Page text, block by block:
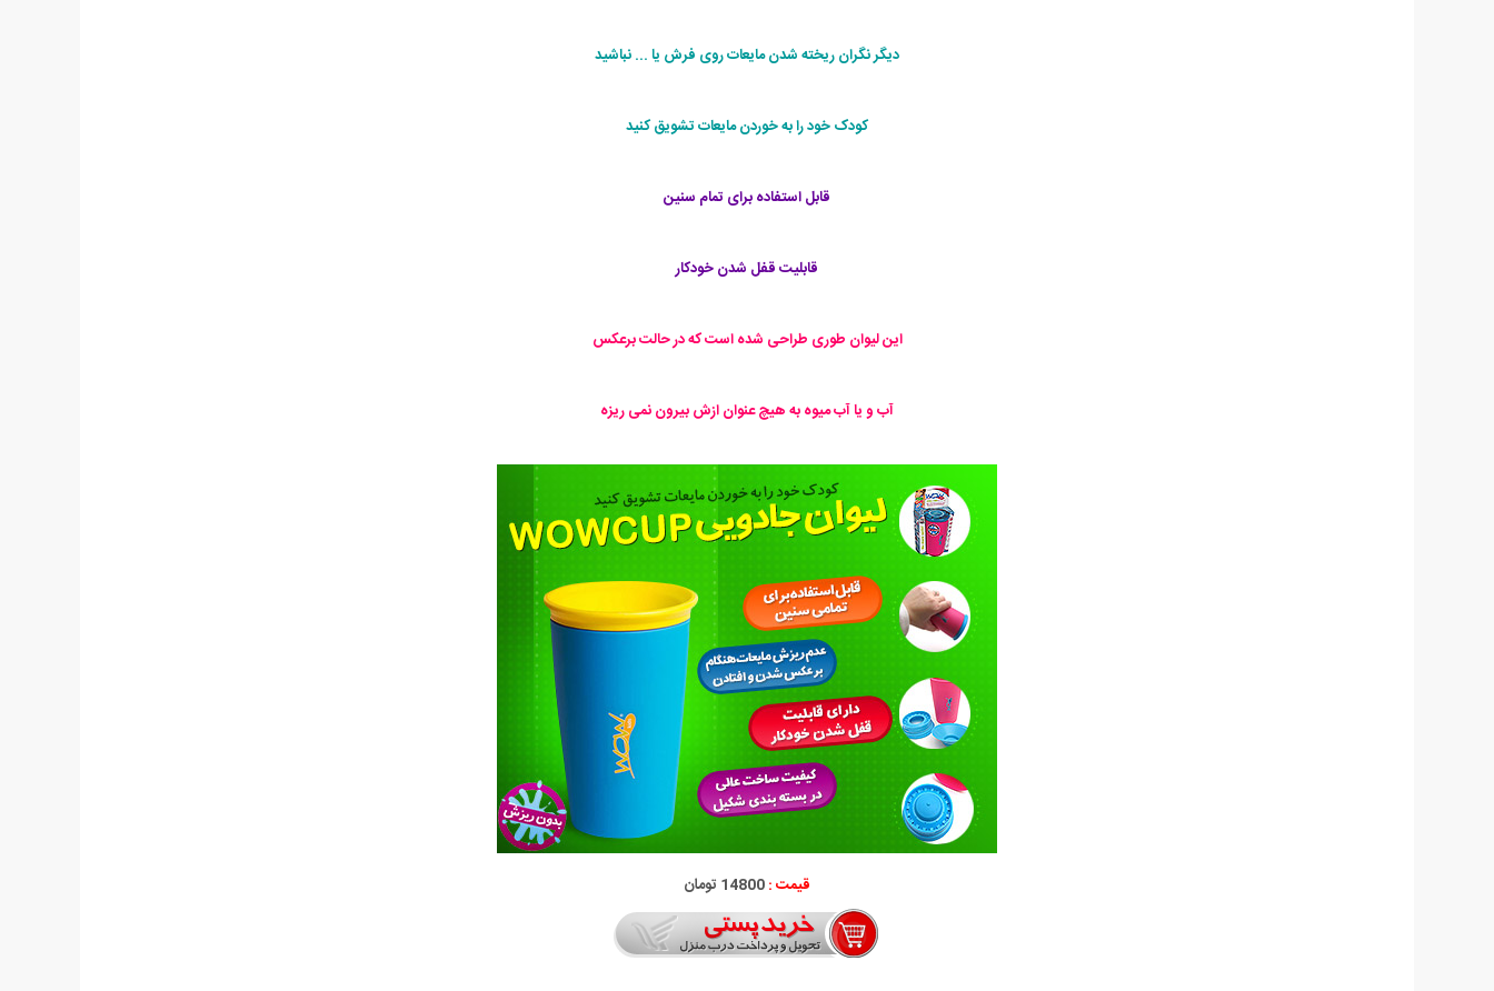
دیگر نگران ریخته شدن مایعات روی فرش یا ... نباشید
کودک خود را به خوردن مایعات تشویق کنید
قابل استفاده برای تمام سنین
قابلیت قفل شدن خودکار
این لیوان طوری طراحی شده است که در حالت برعکس
آب و یا آب میوه به هیچ عنوان ازش بیرون نمی ریزه
قیمت :14800 تومان